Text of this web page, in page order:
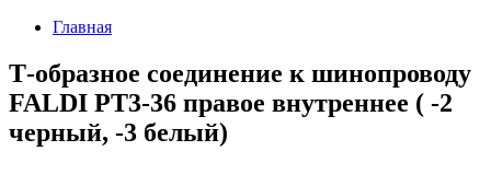
Главная
Т-образное соединение к шинопроводу
FALDI PT3-36 правое внутреннее ( -2
черный, -3 белый)